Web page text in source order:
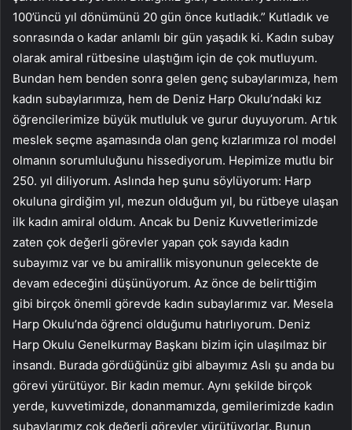
100’üncü yıl dönümünü 20 gün önce kutladık.” Kutladık ve
sonrasında o kadar anlamlı bir gün yaşadık ki. Kadın subay
olarak amiral rütbesine ulaştığım için de çok mutluyum.
Bundan hem benden sonra gelen genç subaylarımıza, hem
kadın subaylarımıza, hem de Deniz Harp Okulu’ndaki kız
öğrencilerimize büyük mutluluk ve gurur duyuyorum. Artık
meslek seçme aşamasında olan genç kızlarımıza rol model
olmanın sorumluluğunu hissediyorum. Hepimize mutlu bir
250. yıl diliyorum. Aslında hep şunu söylüyorum: Harp
okuluna girdiğim yıl, mezun olduğum yıl, bu rütbeye ulaşan
ilk kadın amiral oldum. Ancak bu Deniz Kuvvetlerimizde
zaten çok değerli görevler yapan çok sayıda kadın
subayımız var ve bu amirallik misyonunun gelecekte de
devam edeceğini düşünüyorum. Az önce de belirttiğim
gibi birçok önemli görevde kadın subaylarımız var. Mesela
Harp Okulu’nda öğrenci olduğumu hatırlıyorum. Deniz
Harp Okulu Genelkurmay Başkanı bizim için ulaşılmaz bir
insandı. Burada gördüğünüz gibi albayımız Aslı şu anda bu
görevi yürütüyor. Bir kadın memur. Aynı şekilde birçok
yerde, kuvvetimizde, donanmamızda, gemilerimizde kadın
subaylarımız çok değerli görevler yürütüyorlar. Bunun